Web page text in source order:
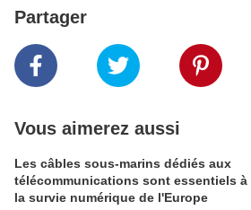
Partager
Vous aimerez aussi
Les câbles sous-marins dédiés aux
télécommunications sont essentiels à
la survie numérique de l'Europe